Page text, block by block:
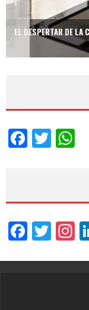
EL DESPERTAR DE LA